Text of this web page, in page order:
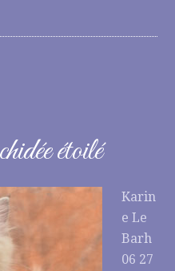
étoilé
Karin
e Le
Barh
06 27